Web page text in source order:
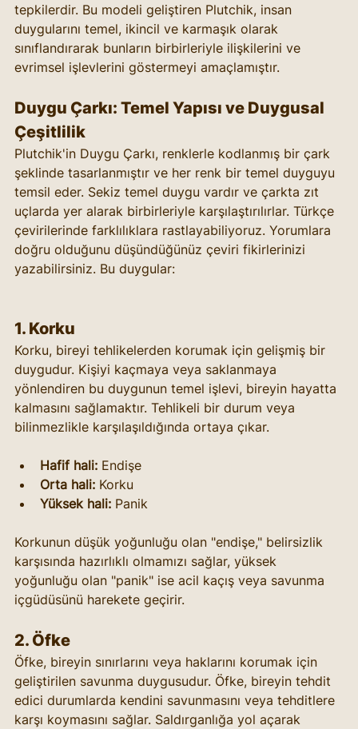
tepkilerdir. Bu modeli geliştiren Plutchik, insan
duygularını temel, ikincil ve karmaşık olarak
sınıflandırarak bunların birbirleriyle ilişkilerini ve
evrimsel işlevlerini göstermeyi amaçlamıştır.
Duygu Çarkı: Temel Yapısı ve Duygusal
Çeşitlilik
Plutchik'in Duygu Çarkı, renklerle kodlanmış bir çark
şeklinde tasarlanmıştır ve her renk bir temel duyguyu
temsil eder. Sekiz temel duygu vardır ve çarkta zıt
uçlarda yer alarak birbirleriyle karşılaştırılırlar. Türkçe
çevirilerinde farklılıklara rastlayabiliyoruz. Yorumlara
doğru olduğunu düşündüğünüz çeviri fikirlerinizi
yazabilirsiniz. Bu duygular:
1. Korku
Korku, bireyi tehlikelerden korumak için gelişmiş bir
duygudur. Kişiyi kaçmaya veya saklanmaya
yönlendiren bu duygunun temel işlevi, bireyin hayatta
kalmasını sağlamaktır. Tehlikeli bir durum veya
bilinmezlikle karşılaşıldığında ortaya çıkar.
Hafif hali: Endişe
Orta hali: Korku
Yüksek hali: Panik
Korkunun düşük yoğunluğu olan "endişe," belirsizlik
karşısında hazırlıklı olmamızı sağlar, yüksek
yoğunluğu olan "panik" ise acil kaçış veya savunma
içgüdüsünü harekete geçirir.
2. Öfke
Öfke, bireyin sınırlarını veya haklarını korumak için
geliştirilen savunma duygusudur. Öfke, bireyin tehdit
edici durumlarda kendini savunmasını veya tehditlere
karşı koymasını sağlar. Saldırganlığa yol açarak